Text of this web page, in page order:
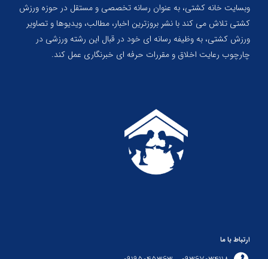
وبسایت خانه کشتی، به عنوان رسانه تخصصی و مستقل در حوزه ورزش
کشتی تلاش می کند با نشر بروزترین اخبار، مطالب، ویدیوها و تصاویر
ورزش کشتی، به وظیفه رسانه ای خود در قبال این رشته ورزشی در
چارچوب رعایت اخلاق و مقررات حرفه ای خبرنگاری عمل کند.
ارتباط با ما